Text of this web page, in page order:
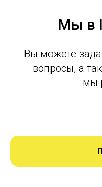
Мы в
Вы можете
вопросы, а
мы